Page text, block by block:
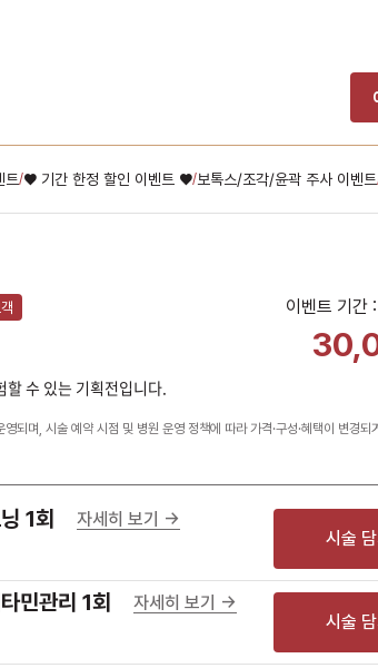
트/♥ 기간 한정 할인 이벤트 ♥/보톡스/조각/윤곽 주사 이벤트
이벤트 기간
수 있는 기획전입니다.
되며, 시술 예약 시점 및 병원 운영 정책에 따라 가격·구성·혜택이 변경되
1회
자세히 보기 ->
시술 담
민관리 1회
자세히 보기 ->
시술 담
남은 시술/관리권 예약
남은 시술/관리권
색소
여드름/모공